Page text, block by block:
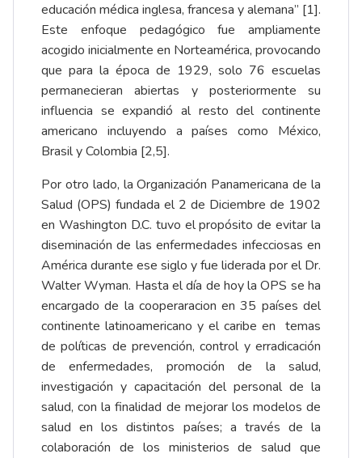
educación médica inglesa, francesa y alemana” [1].
Este enfoque pedagógico fue ampliamente
acogido inicialmente en Norteamérica, provocando
que para la época de 1929, solo 76 escuelas
permanecieran abiertas y posteriormente su
influencia se expandió al resto del continente
americano incluyendo a países como México,
Brasil y Colombia [2,5].
Por otro lado, la Organización Panamericana de la
Salud (OPS) fundada el 2 de Diciembre de 1902
en Washington D.C. tuvo el propósito de evitar la
diseminación de las enfermedades infecciosas en
América durante ese siglo y fue liderada por el Dr.
Walter Wyman. Hasta el día de hoy la OPS se ha
encargado de la cooperaracion en 35 países del
continente latinoamericano y el caribe en temas
de políticas de prevención, control y erradicación
de enfermedades, promoción de la salud,
investigación y capacitación del personal de la
salud, con la finalidad de mejorar los modelos de
salud en los distintos países; a través de la
colaboración de los ministerios de salud que